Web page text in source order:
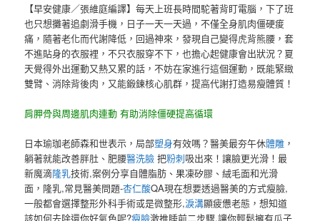
【早安健康／張維庭編譯】每天上班長時間駝著背盯電腦，下了班
也只想攤著追劇滑手機，日子一天一天過，不僅全身肌肉僵硬痠
痛，隨著老化而代謝降低，回過神來，發現自己變得虎背熊腰，套
不進貼身的衣服裡，不只衣服穿不下，也擔心起健康會出狀況？夏
天覺得外出運動又熱又累的話，不妨在家進行這個運動，既能緊緻
雙臂、消除背後肉，又能鍛鍊核心肌群，提高代謝打造易瘦體質！
肩胛骨與周邊肌肉連動 有助消除僵硬提高循環
日本瑜珈老師森和世表示，局部塑身有效嗎？醫美最夯午休體雕 ，
躺著就能改善胖肚、肥腰醫洗臉把粉刺吸出來！讓臉更光滑！最
新魔滴隆乳技術,案例分享自體脂肪、果凍矽膠、絨毛面和光滑
面，隆乳,常見醫美問題-杏仁酸QA現在想要透過醫美的方式瘦臉,
一般都會選擇整形外科手術或是微整形,淚溝顯疲憊老態，想知道
該如何去除還你好氣色呢?瘦臉激推睡前二步驟,讓你輕鬆擁有瓜子